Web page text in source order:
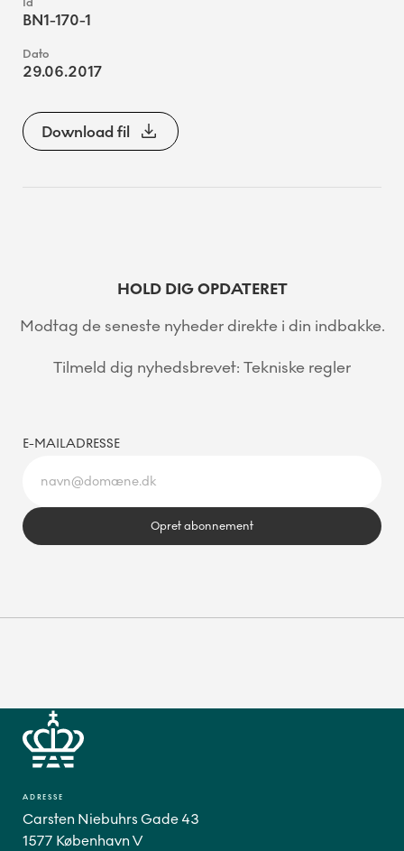
BN1-170-1
29.06.2017
Download fil
HOLD DIG OPDATERET
Modtag de seneste nyheder direkte i din indbakke.
Tilmeld dig nyhedsbrevet: Tekniske regler
E-MAILADRESSE
Opret abonnement
ADRESSE
Carsten Niebuhrs Gade 43
1577 København V